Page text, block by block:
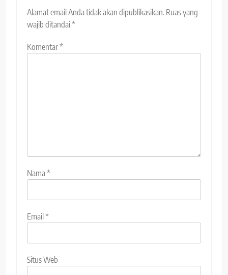
Alamat email Anda tidak akan dipublikasikan. Ruas yang
wajib ditandai*
Komentar*
Nama*
Email *
Situs Web